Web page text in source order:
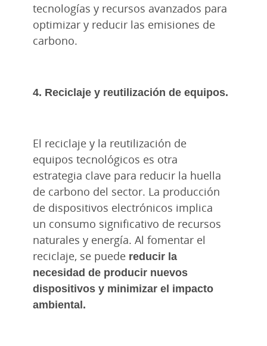
tecnologías y recursos avanzados para
optimizar y reducir las emisiones de
carbono.
4. Reciclaje y reutilización de equipos.
El reciclaje y la reutilización de
equipos tecnológicos es otra
estrategia clave para reducir la huella
de carbono del sector. La producción
de dispositivos electrónicos implica
un consumo significativo de recursos
naturales y energía. Al fomentar el
reciclaje, se puede reducir la
necesidad de producir nuevos
dispositivos y minimizar el impacto
ambiental.